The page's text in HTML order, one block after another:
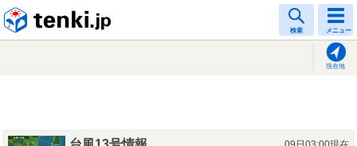
検索 メニュー
現在地